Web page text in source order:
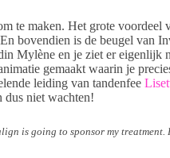
te maken. Het grote voordeel
bovendien is de beugel van
Mylène en je ziet er eigenlijk
gemaakt waarin je
leiding van tandenfee
dus niet wachten!
is going to sponsor my treatment.